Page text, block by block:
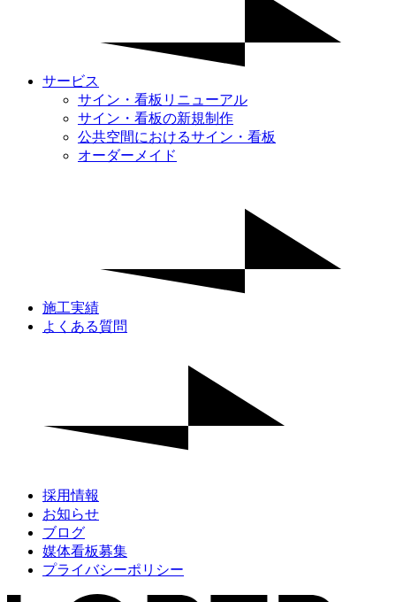
サービス
サイン・看板リニューアル
サイン・看板の新規制作
公共空間におけるサイン・看板
オーダーメイド
施工実績
よくある質問
採用情報
お知らせ
ブログ
媒体看板募集
プライバシーポリシー